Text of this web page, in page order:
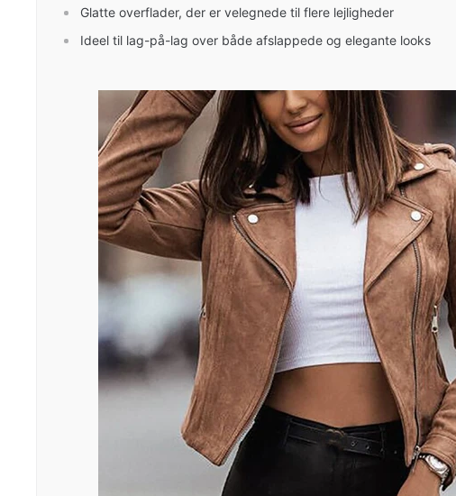
Glatte overflader, der er velegnede til flere lejligheder
Ideel til lag-på-lag over både afslappede og elegante looks